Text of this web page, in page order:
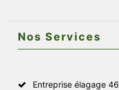
Nos Services
Entreprise élagage 46